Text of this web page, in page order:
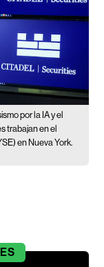
por la IA y el
trabajan en el
en Nueva York.